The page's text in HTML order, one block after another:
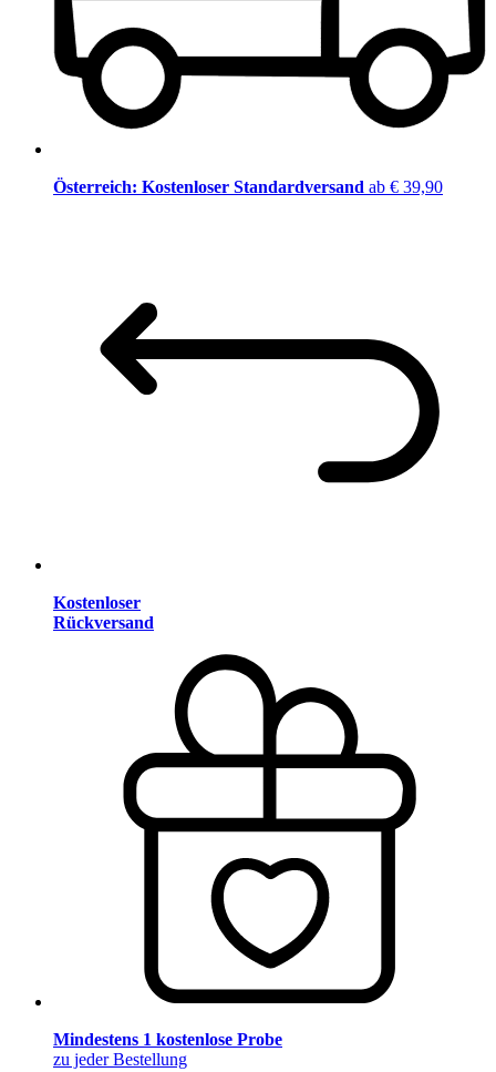
Österreich: Kostenloser Standardversand ab € 39,90
Kostenloser
Rückversand
Mindestens 1 kostenlose Probe
zu jeder Bestellung